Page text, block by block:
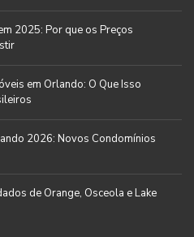
2025: Por que os Preços
em Orlando: O Que Isso
2026: Novos Condomínios
de Orange, Osceola e Lake